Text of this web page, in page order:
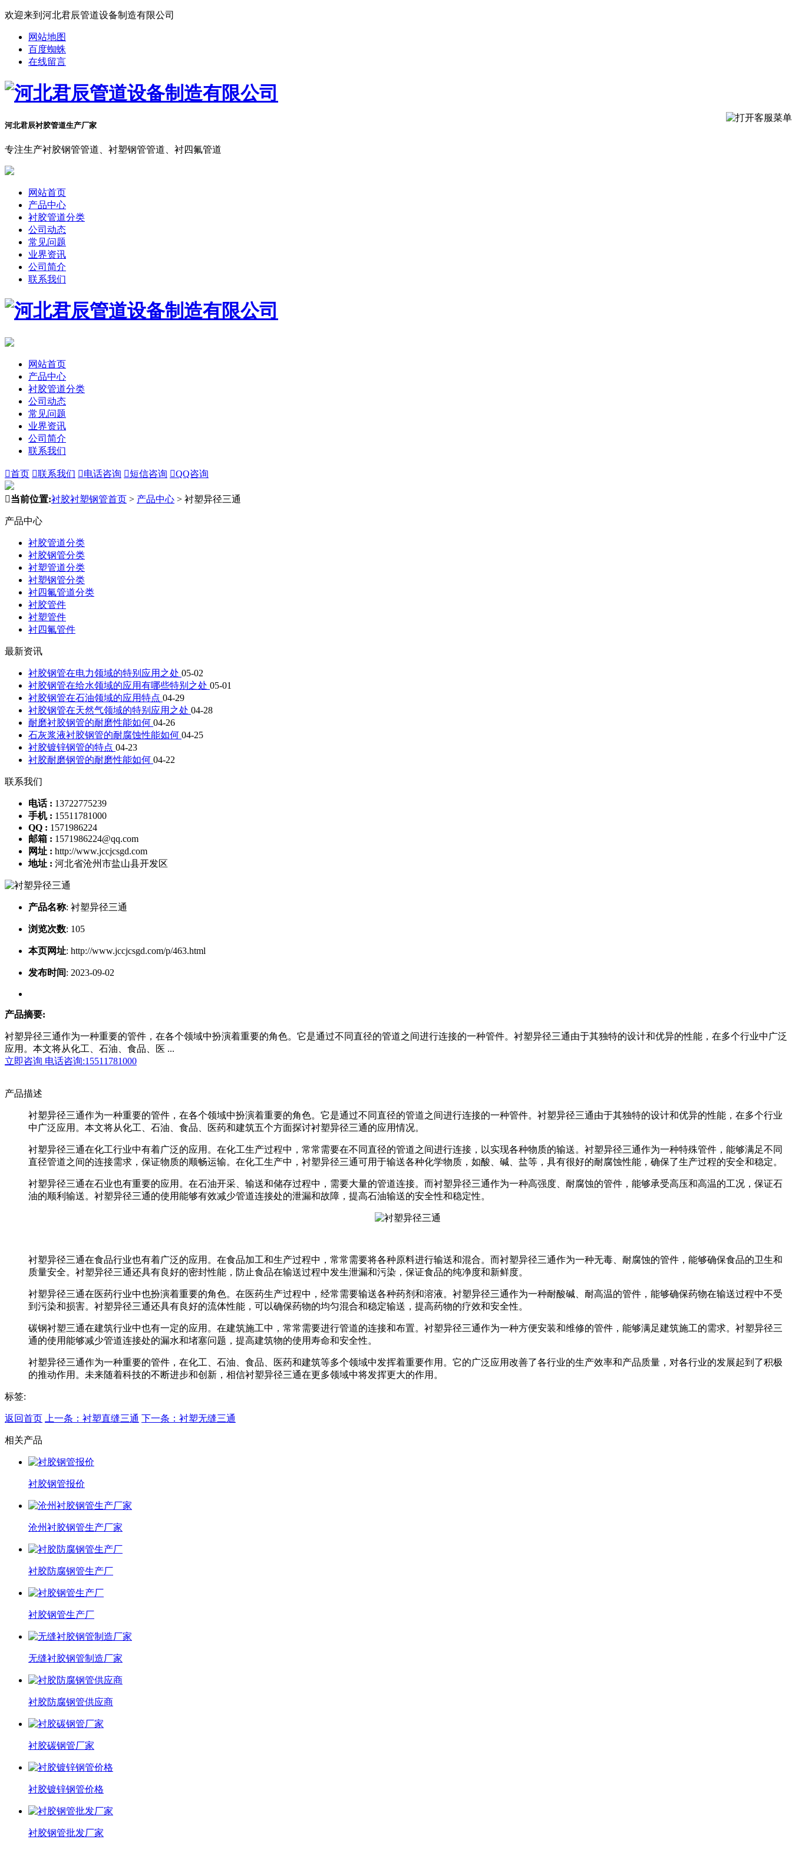
欢迎来到河北君辰管道设备制造有限公司
网站地图
百度蜘蛛
在线留言
河北君辰衬胶管道生产厂家
专注生产衬胶钢管管道、衬塑钢管管道、衬四氟管道
网站首页
产品中心
衬胶管道分类
公司动态
常见问题
业界资讯
公司简介
联系我们
网站首页
产品中心
衬胶管道分类
公司动态
常见问题
业界资讯
公司简介
联系我们
首页 联系我们 电话咨询 短信咨询 QQ咨询
当前位置:衬胶衬塑钢管首页 > 产品中心 > 衬塑异径三通
产品中心
衬胶管道分类
衬胶钢管分类
衬塑管道分类
衬塑钢管分类
衬四氟管道分类
衬胶管件
衬塑管件
衬四氟管件
最新资讯
衬胶钢管在电力领域的特别应用之处 05-02
衬胶钢管在给水领域的应用有哪些特别之处 05-01
衬胶钢管在石油领域的应用特点 04-29
衬胶钢管在天然气领域的特别应用之处 04-28
耐磨衬胶钢管的耐磨性能如何 04-26
石灰浆液衬胶钢管的耐腐蚀性能如何 04-25
衬胶镀锌钢管的特点 04-23
衬胶耐磨钢管的耐磨性能如何 04-22
联系我们
电话 : 13722775239
手机 : 15511781000
QQ : 1571986224
邮箱 : 1571986224@qq.com
网址 : http://www.jccjcsgd.com
地址 : 河北省沧州市盐山县开发区
产品名称: 衬塑异径三通
浏览次数: 105
本页网址: http://www.jccjcsgd.com/p/463.html
发布时间: 2023-09-02
产品摘要:
衬塑异径三通作为一种重要的管件，在各个领域中扮演着重要的角色。它是通过不同直径的管道之间进行连接的一种管件。衬塑异径三通由于其独特的设计和优异的性能，在多个行业中广泛
应用。本文将从化工、石油、食品、医 ...
立即咨询 电话咨询:15511781000
产品描述
衬塑异径三通作为一种重要的管件，在各个领域中扮演着重要的角色。它是通过不同直径的管道之间进行连接的一种管件。衬塑异径三通由于其独特的设计和优异的性能，在多个行业
中广泛应用。本文将从化工、石油、食品、医药和建筑五个方面探讨衬塑异径三通的应用情况。
衬塑异径三通在化工行业中有着广泛的应用。在化工生产过程中，常常需要在不同直径的管道之间进行连接，以实现各种物质的输送。衬塑异径三通作为一种特殊管件，能够满足不同
直径管道之间的连接需求，保证物质的顺畅运输。在化工生产中，衬塑异径三通可用于输送各种化学物质，如酸、碱、盐等，具有很好的耐腐蚀性能，确保了生产过程的安全和稳定。
衬塑异径三通在石业也有重要的应用。在石油开采、输送和储存过程中，需要大量的管道连接。而衬塑异径三通作为一种高强度、耐腐蚀的管件，能够承受高压和高温的工况，保证石
油的顺利输送。衬塑异径三通的使用能够有效减少管道连接处的泄漏和故障，提高石油输送的安全性和稳定性。
衬塑异径三通在食品行业也有着广泛的应用。在食品加工和生产过程中，常常需要将各种原料进行输送和混合。而衬塑异径三通作为一种无毒、耐腐蚀的管件，能够确保食品的卫生和
质量安全。衬塑异径三通还具有良好的密封性能，防止食品在输送过程中发生泄漏和污染，保证食品的纯净度和新鲜度。
衬塑异径三通在医药行业中也扮演着重要的角色。在医药生产过程中，经常需要输送各种药剂和溶液。衬塑异径三通作为一种耐酸碱、耐高温的管件，能够确保药物在输送过程中不受
到污染和损害。衬塑异径三通还具有良好的流体性能，可以确保药物的均匀混合和稳定输送，提高药物的疗效和安全性。
碳钢衬塑三通在建筑行业中也有一定的应用。在建筑施工中，常常需要进行管道的连接和布置。衬塑异径三通作为一种方便安装和维修的管件，能够满足建筑施工的需求。衬塑异径三
通的使用能够减少管道连接处的漏水和堵塞问题，提高建筑物的使用寿命和安全性。
衬塑异径三通作为一种重要的管件，在化工、石油、食品、医药和建筑等多个领域中发挥着重要作用。它的广泛应用改善了各行业的生产效率和产品质量，对各行业的发展起到了积极
的推动作用。未来随着科技的不断进步和创新，相信衬塑异径三通在更多领域中将发挥更大的作用。
标签:
返回首页 上一条：衬塑直缝三通 下一条：衬塑无缝三通
相关产品
衬胶钢管报价
沧州衬胶钢管生产厂家
衬胶防腐钢管生产厂
衬胶钢管生产厂
无缝衬胶钢管制造厂家
衬胶防腐钢管供应商
衬胶碳钢管厂家
衬胶镀锌钢管价格
衬胶钢管批发厂家